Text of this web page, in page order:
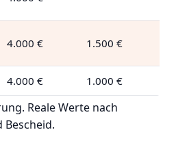
4.000 € 1.500 €
4.000 € 1.000 €
Reale Werte nach
Bescheid.